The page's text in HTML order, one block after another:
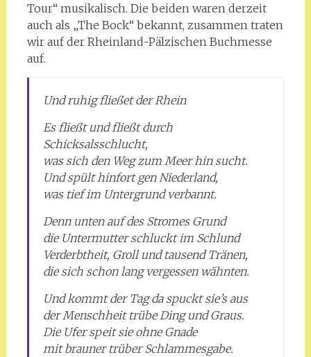
Tour“ musikalisch. Die beiden waren derzeit
auch als „The Bock“ bekannt, zusammen traten
wir auf der Rheinland-Pälzischen Buchmesse
auf.
Und ruhig fließet der Rhein
Es fließt und fließt durch
Schicksalsschlucht,
was sich den Weg zum Meer hin sucht.
Und spült hinfort gen Niederland,
was tief im Untergrund verbannt.
Denn unten auf des Stromes Grund
die Untermutter schluckt im Schlund
Verderbtheit, Groll und tausend Tränen,
die sich schon lang vergessen wähnten.
Und kommt der Tag da spuckt sie’s aus
der Menschheit trübe Ding und Graus.
Die Ufer speit sie ohne Gnade
mit brauner trüber Schlammesgabe.